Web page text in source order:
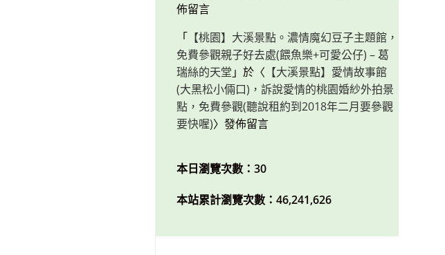
佈留言
「 【桃園】大溪景點。濃情魔幻豆子主題館，
免費參觀親子好去處(餵魚樂+可愛公仔) – 葛
瑞絲的天堂 」於〈 【大溪景點】愛情故事館
(大黑松小倆口)，訴說愛情的桃園婚紗外拍景
點，免費參觀(聽說租約到2018年二月要參觀
要快喔)〉發佈留言
本日瀏覽次數：30
本站累計瀏覽次數：46,241,626